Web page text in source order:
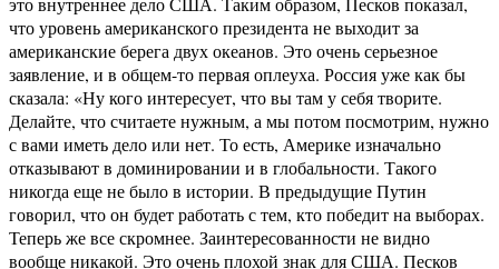
что уровень американского президента не выходит за
американские берега двух океанов. Это очень серьезное
заявление, и в общем-то первая оплеуха. Россия уже как бы
сказала: «Ну кого интересует, что вы там у себя творите.
Делайте, что считаете нужным, а мы потом посмотрим, нужно
с вами иметь дело или нет. То есть, Америке изначально
отказывают в доминировании и в глобальности. Такого
никогда еще не было в истории. В предыдущие Путин
говорил, что он будет работать с тем, кто победит на выборах.
Теперь же все скромнее. Заинтересованности не видно
вообще никакой. Это очень плохой знак для США. Песков